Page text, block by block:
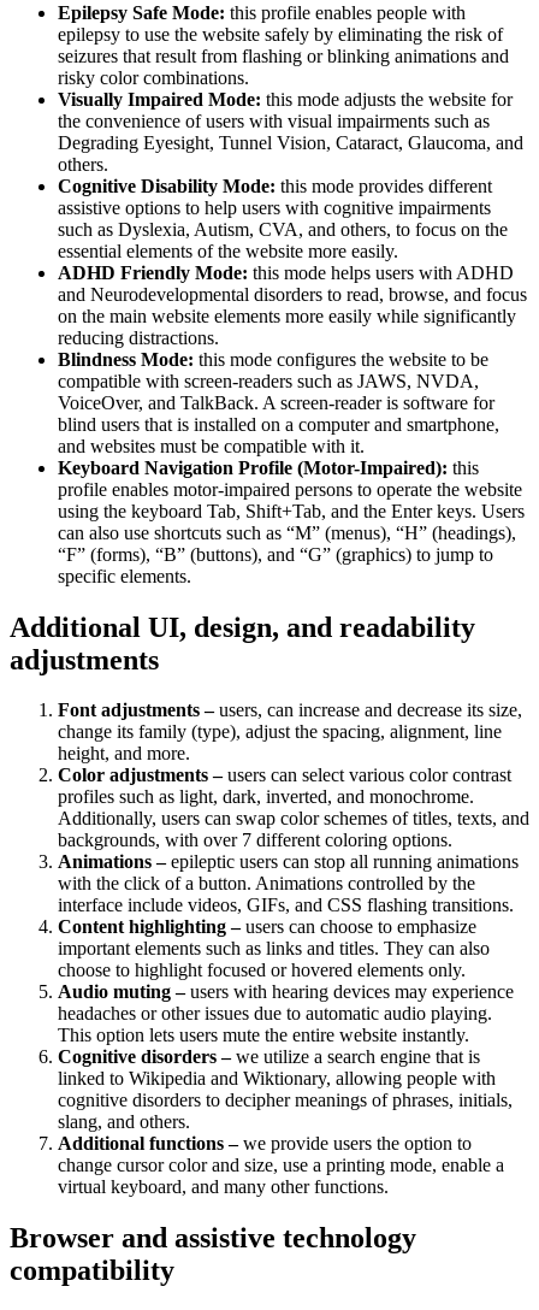
Epilepsy Safe Mode: this profile enables people with
epilepsy to use the website safely by eliminating the risk of
seizures that result from flashing or blinking animations and
risky color combinations.
Visually Impaired Mode: this mode adjusts the website for
the convenience of users with visual impairments such as
Degrading Eyesight, Tunnel Vision, Cataract, Glaucoma, and
others.
Cognitive Disability Mode: this mode provides different
assistive options to help users with cognitive impairments
such as Dyslexia, Autism, CVA, and others, to focus on the
essential elements of the website more easily.
ADHD Friendly Mode: this mode helps users with ADHD
and Neurodevelopmental disorders to read, browse, and focus
on the main website elements more easily while significantly
reducing distractions.
Blindness Mode: this mode configures the website to be
compatible with screen-readers such as JAWS, NVDA,
VoiceOver, and TalkBack. A screen-reader is software for
blind users that is installed on a computer and smartphone,
and websites must be compatible with it.
Keyboard Navigation Profile (Motor-Impaired): this
profile enables motor-impaired persons to operate the website
using the keyboard Tab, Shift+Tab, and the Enter keys. Users
can also use shortcuts such as “M” (menus), “H” (headings),
“F” (forms), “B” (buttons), and “G” (graphics) to jump to
specific elements.
Additional UI, design, and readability
adjustments
Font adjustments –users, can increase and decrease its size,
change its family (type), adjust the spacing, alignment, line
height, and more.
Color adjustments –users can select various color contrast
profiles such as light, dark, inverted, and monochrome.
Additionally, users can swap color schemes of titles, texts, and
backgrounds, with over 7 different coloring options.
Animations –epileptic users can stop all running animations
with the click of a button. Animations controlled by the
interface include videos, GIFs, and CSS flashing transitions.
Content highlighting –users can choose to emphasize
important elements such as links and titles. They can also
choose to highlight focused or hovered elements only.
Audio muting –users with hearing devices may experience
headaches or other issues due to automatic audio playing.
This option lets users mute the entire website instantly.
Cognitive disorders –we utilize a search engine that is
linked to Wikipedia and Wiktionary, allowing people with
cognitive disorders to decipher meanings of phrases, initials,
slang, and others.
Additional functions –we provide users the option to
change cursor color and size, use a printing mode, enable a
virtual keyboard, and many other functions.
Browser and assistive technology
compatibility